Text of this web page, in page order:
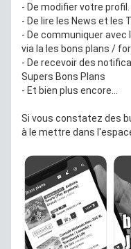
- De modifier votre profil.
- De lire les News et les
- De communiquer
via la les bons plans /
- De recevoir des
Supers Bons Plans
- Et bien plus encore...
Si vous constatez des
à le mettre dans